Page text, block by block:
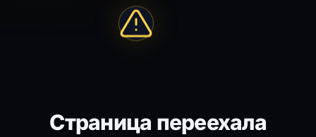
Страница переехала